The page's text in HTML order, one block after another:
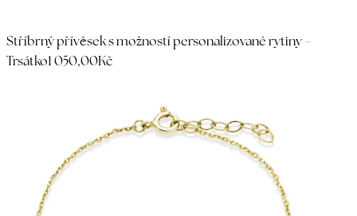
Stříbrný přívěsek s možností personalizované rytiny –
Trsátko1 050,00Kč